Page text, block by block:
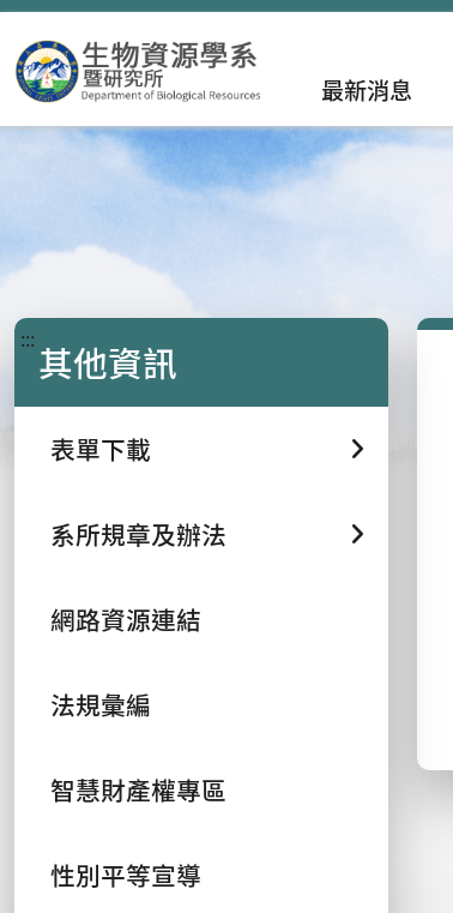
最新消息
::: 其他資訊
表單下載
系所規章及辦法
網路資源連結
法規彙編
智慧財產權專區
性別平等宣導